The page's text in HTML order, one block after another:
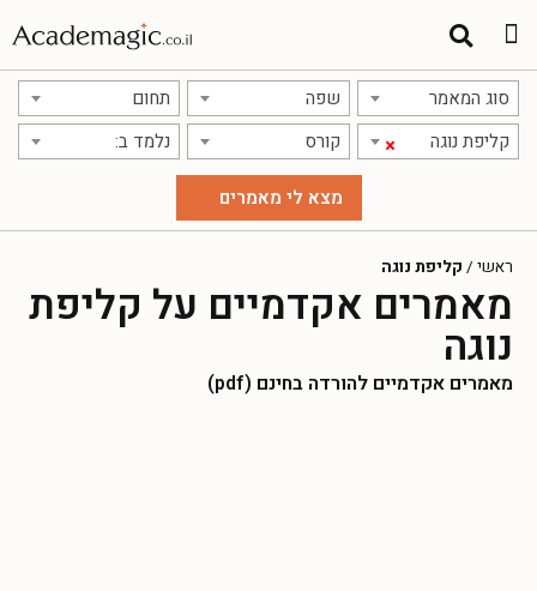
סוג המאמר שפה תחום
× קליפת נוגה קורס נלמד ב:
ראשי / קליפת נוגה
מאמרים אקדמיים על קליפת
נוגה
מאמרים אקדמיים להורדה בחינם (pdf)